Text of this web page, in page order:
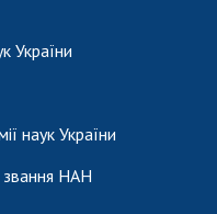
України
наук України
звання НАН